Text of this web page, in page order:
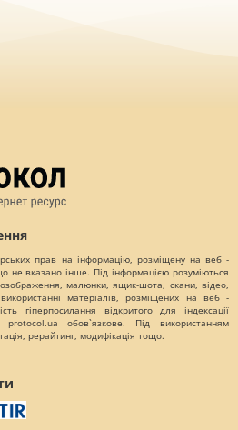
прав на інформацію, розміщену на веб -
не вказано інше. Під інформацією розуміються
малюнки, ящик-шота, скани, відео,
матеріалів, розміщених на веб -
гіперпосилання відкритого для індексації
обов`язкове. Під використанням
рерайтинг, модифікація тощо.